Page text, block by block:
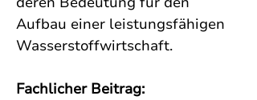
Aufbau einer leistungsfähigen
Wasserstoffwirtschaft.
Fachlicher Beitrag: